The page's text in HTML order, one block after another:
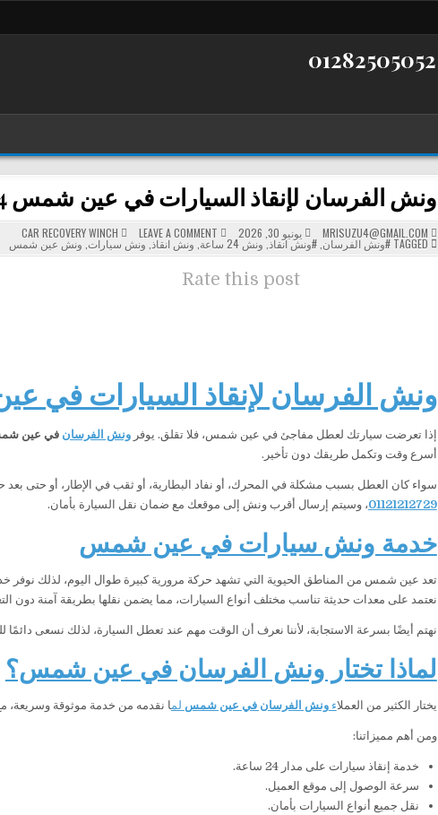
ونش الفرسان لإنقاذ السيارات في عين شمس 24 ساعة – خدمة سريعة وأسعار مناسبة
MRISUZU4@GMAIL.COM يونيو 30, 2026 LEAVE A COMMENT
ON
ونش
الفرسان
مناسبة
POSTED
IN
CAR RECOVERY WINCH
#ونش الفرسان ,#ونش انقاذ, ونش 24 ساعة ونش انقاذ ونش سيارات ونش عين شمس
Rate this post
ونش الفرسان لإنقاذ السيارات في عين
إذا تعرضت سيارتك لعطل مفاجئ في عين شمس، فلا تقلق. يوفرونش الفرسان في عين
أسرع وقت وتكمل طريقك دون تأخير.
سواء كان العطل بسبب مشكلة في المحرك، أو نفاد البطارية، أو ثقب في الإطار، أو حتى
01121212729، وسيتم إرسال أقرب ونش إلى موقعك مع ضمان نقل السيارة بأمان.
خدمة ونش سيارات في عين شمس
تعد عين شمس من المناطق الحيوية التي تشهد حركة مرورية كبيرة طوال اليوم، لذلك نوفر
نعتمد على معدات حديثة تناسب مختلف أنواع السيارات، مما يضمن نقلها بطريقة آمنة دون
نهتم أيضًا بسرعة الاستجابة، لأننا نعرف أن الوقت مهم عند تعطل السيارة، لذلك نسعى
لماذا تختار ونش الفرسان في عين شمس؟
يختار الكثير من العملاءونش الفرسان في عين شمس لما نقدمه من خدمة موثوقة وسريعة،
ومن أهم مميزاتنا:
خدمة إنقاذ سيارات على مدار 24 ساعة.
سرعة الوصول إلى موقع العميل.
نقل جميع أنواع السيارات بأمان.